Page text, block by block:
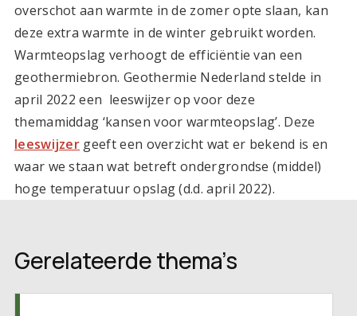
overschot aan warmte in de zomer opte slaan, kan
deze extra warmte in de winter gebruikt worden.
Warmteopslag verhoogt de efficiëntie van een
geothermiebron. Geothermie Nederland stelde in
april 2022 een leeswijzer op voor deze
themamiddag ‘kansen voor warmteopslag’. Deze
leeswijzer geeft een overzicht wat er bekend is en
waar we staan wat betreft ondergrondse (middel)
hoge temperatuur opslag (d.d. april 2022).
Gerelateerde thema’s